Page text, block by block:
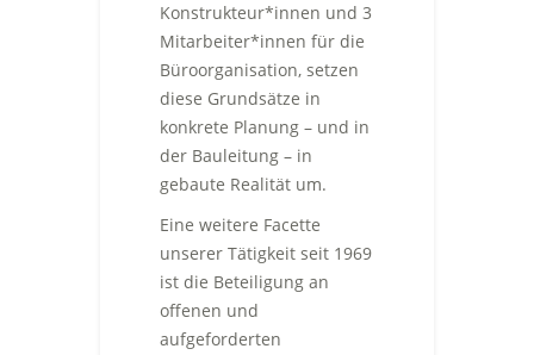
Konstrukteur*innen und 3
Mitarbeiter*innen für die
Büroorganisation, setzen
diese Grundsätze in
konkrete Planung – und in
der Bauleitung – in
gebaute Realität um.
Eine weitere Facette
unserer Tätigkeit seit 1969
ist die Beteiligung an
offenen und
aufgeforderten